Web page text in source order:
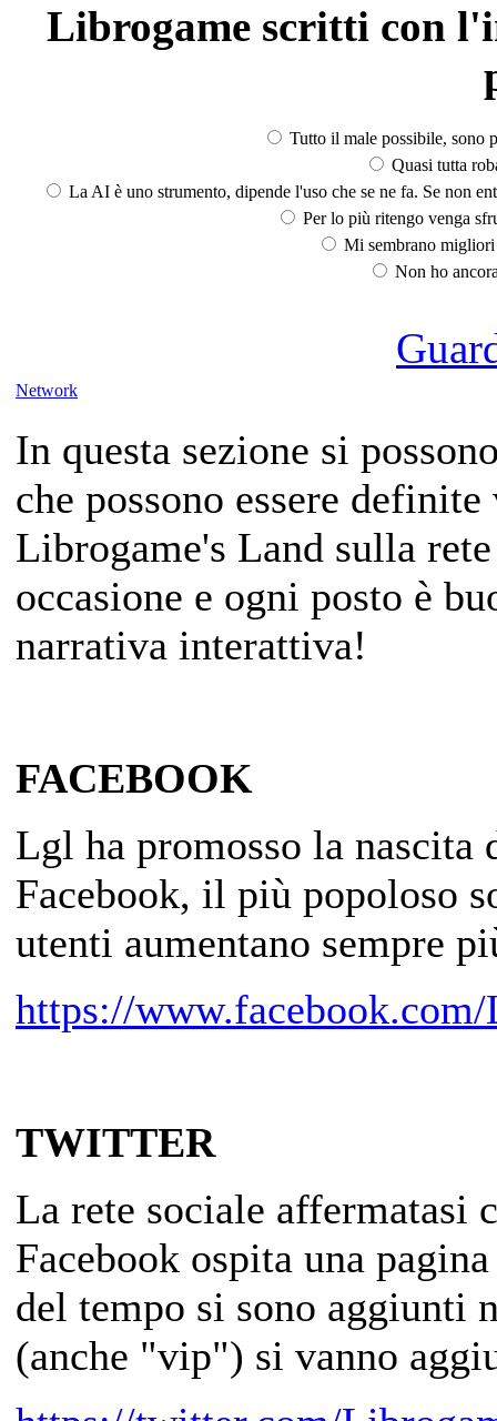
Librogame scritti con
Tutto il male possibile, sono
Quasi tutta
La AI è uno strumento, dipende l'uso che se ne fa. Se non
Per lo più ritengo venga
Mi sembrano
Non ho
Network
In questa sezione si
che possono essere
Librogame's Land sulla
occasione e ogni posto è
narrativa interattiva!
FACEBOOK
Lgl ha promosso la
Facebook, il più popoloso
utenti aumentano sempre
https://
TWITTER
La rete sociale affermatasi
Facebook ospita una
del tempo si sono aggiunti
(anche "vip") si vanno